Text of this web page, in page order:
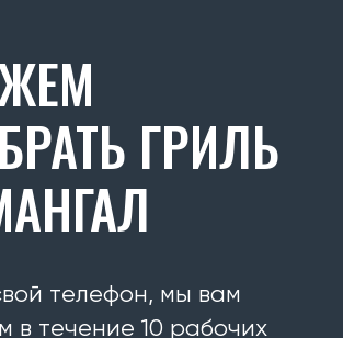
ГРИЛЬ
телефон, мы вам
в течение 10 рабочих